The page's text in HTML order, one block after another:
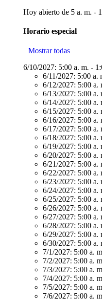
Hoy abierto de 5 a. m. -
Horario especial
Mostrar todas
6/10/2027: 5:00 a. m. -
6/11/2027: 5:00 a.
6/12/2027: 5:00 a.
6/13/2027: 5:00 a.
6/14/2027: 5:00 a.
6/15/2027: 5:00 a.
6/16/2027: 5:00 a.
6/17/2027: 5:00 a.
6/18/2027: 5:00 a.
6/19/2027: 5:00 a.
6/20/2027: 5:00 a.
6/21/2027: 5:00 a.
6/22/2027: 5:00 a.
6/23/2027: 5:00 a.
6/24/2027: 5:00 a.
6/25/2027: 5:00 a.
6/26/2027: 5:00 a.
6/27/2027: 5:00 a.
6/28/2027: 5:00 a.
6/29/2027: 5:00 a.
6/30/2027: 5:00 a.
7/1/2027: 5:00 a.
7/2/2027: 5:00 a.
7/3/2027: 5:00 a.
7/4/2027: 5:00 a.
7/5/2027: 5:00 a.
7/6/2027: 5:00 a.